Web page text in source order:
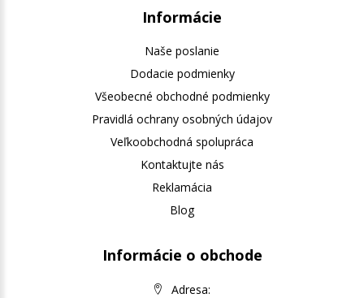
Informácie
Naše poslanie
Dodacie podmienky
Všeobecné obchodné podmienky
Pravidlá ochrany osobných údajov
Veľkoobchodná spolupráca
Kontaktujte nás
Reklamácia
Blog
Informácie o obchode
Adresa: